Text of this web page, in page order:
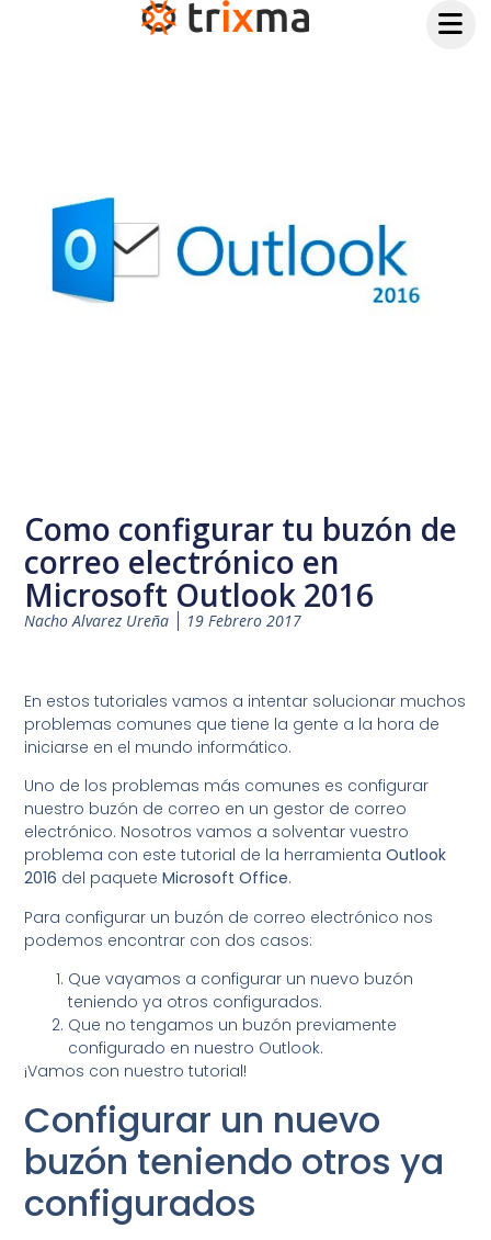
Como configurar tu buzón de
correo electrónico en
Microsoft Outlook 2016
Nacho Alvarez Ureña 19 Febrero 2017
En estos tutoriales vamos a intentar solucionar muchos
problemas comunes que tiene la gente a la hora de
iniciarse en el mundo informático.
Uno de los problemas más comunes es configurar
nuestro buzón de correo en un gestor de correo
electrónico. Nosotros vamos a solventar vuestro
problema con este tutorial de la herramientaOutlook
2016 del paqueteMicrosoft Office.
Para configurar un buzón de correo electrónico nos
podemos encontrar con dos casos:
Que vayamos a configurar un nuevo buzón
teniendo ya otros configurados.
Que no tengamos un buzón previamente
configurado en nuestro Outlook.
¡Vamos con nuestro tutorial!
Configurar un nuevo
buzón teniendo otros ya
configurados